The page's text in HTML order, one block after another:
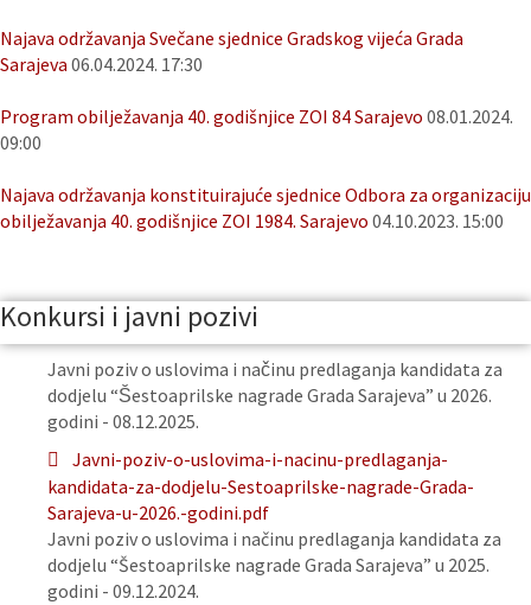
Najava održavanja Svečane sjednice Gradskog vijeća Grada
Sarajeva 06.04.2024. 17:30
Program obilježavanja 40. godišnjice ZOI 84 Sarajevo 08.01.2024.
09:00
Najava održavanja konstituirajuće sjednice Odbora za organizaciju
obilježavanja 40. godišnjice ZOI 1984. Sarajevo 04.10.2023. 15:00
Konkursi i javni pozivi
Javni poziv o uslovima i načinu predlaganja kandidata za
dodjelu “Šestoaprilske nagrade Grada Sarajeva” u 2026.
godini - 08.12.2025.
Javni-poziv-o-uslovima-i-nacinu-predlaganja-
kandidata-za-dodjelu-Sestoaprilske-nagrade-Grada-
Sarajeva-u-2026.-godini.pdf
Javni poziv o uslovima i načinu predlaganja kandidata za
dodjelu “Šestoaprilske nagrade Grada Sarajeva” u 2025.
godini - 09.12.2024.